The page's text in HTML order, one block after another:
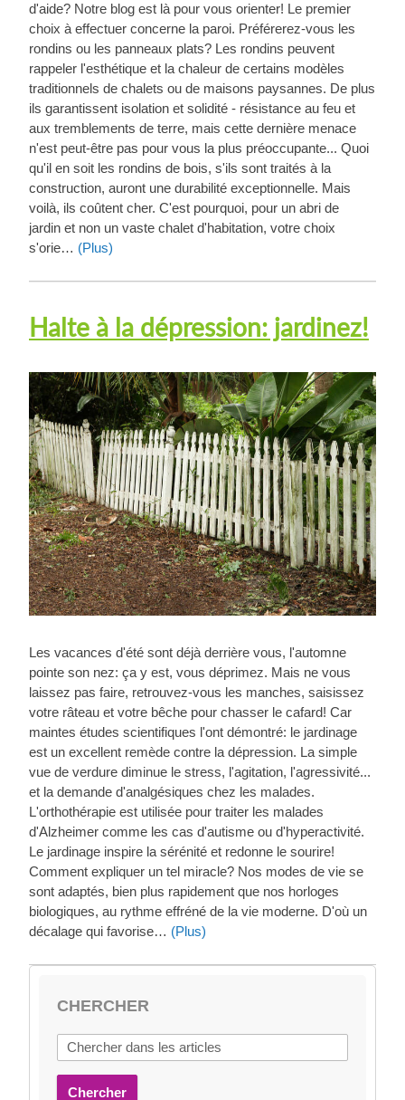
d'aide? Notre blog est là pour vous orienter! Le premier
choix à effectuer concerne la paroi. Préférerez-vous les
rondins ou les panneaux plats? Les rondins peuvent
rappeler l'esthétique et la chaleur de certains modèles
traditionnels de chalets ou de maisons paysannes. De plus
ils garantissent isolation et solidité - résistance au feu et
aux tremblements de terre, mais cette dernière menace
n'est peut-être pas pour vous la plus préoccupante... Quoi
qu'il en soit les rondins de bois, s'ils sont traités à la
construction, auront une durabilité exceptionnelle. Mais
voilà, ils coûtent cher. C'est pourquoi, pour un abri de
jardin et non un vaste chalet d'habitation, votre choix
s'orie… (Plus)
Halte à la dépression: jardinez!
Les vacances d'été sont déjà derrière vous, l'automne
pointe son nez: ça y est, vous déprimez. Mais ne vous
laissez pas faire, retrouvez-vous les manches, saisissez
votre râteau et votre bêche pour chasser le cafard! Car
maintes études scientifiques l'ont démontré: le jardinage
est un excellent remède contre la dépression. La simple
vue de verdure diminue le stress, l'agitation, l'agressivité...
et la demande d'analgésiques chez les malades.
L'orthothérapie est utilisée pour traiter les malades
d'Alzheimer comme les cas d'autisme ou d'hyperactivité.
Le jardinage inspire la sérénité et redonne le sourire!
Comment expliquer un tel miracle? Nos modes de vie se
sont adaptés, bien plus rapidement que nos horloges
biologiques, au rythme effréné de la vie moderne. D'où un
décalage qui favorise… (Plus)
CHERCHER
Chercher